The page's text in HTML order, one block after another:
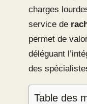
charges
service de
permet de
déléguant
des
Table des